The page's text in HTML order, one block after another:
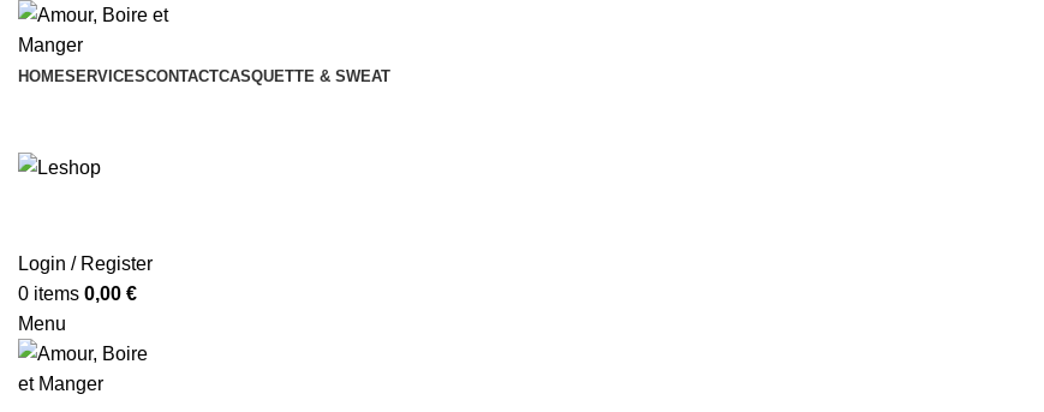
HOMESERVICESCONTACTCASQUETTE & SWEAT
Login / Register
0 items 0,00 €
Menu